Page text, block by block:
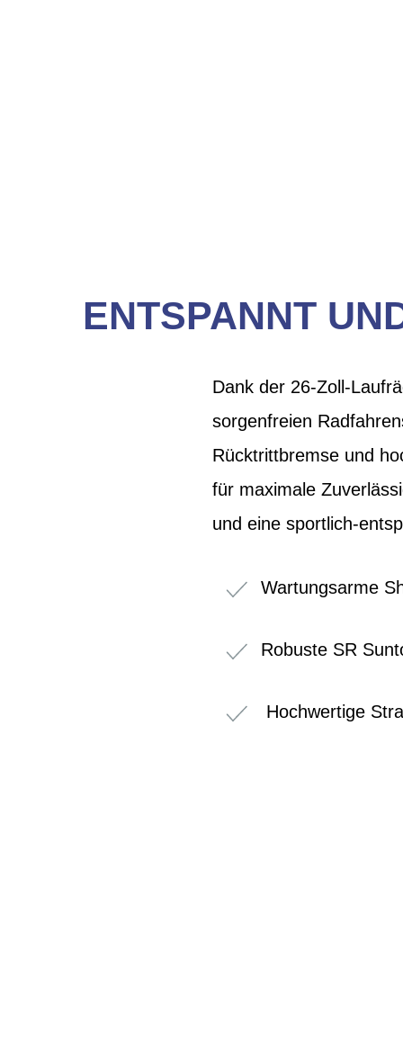
ENTSPANNT
Dank der 26-Zoll-
sorgenfreien
Rücktrittbremse und
für maximale
und eine sportlich-
Wartungsarme
Robuste SR
Hochwertige